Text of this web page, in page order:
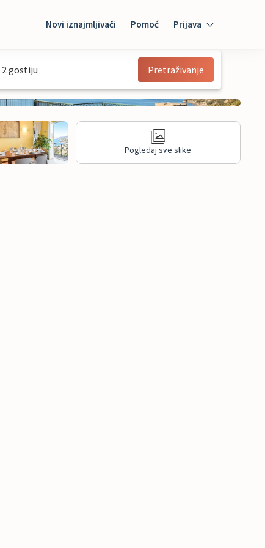
Novi iznajmljivači Pomoć Prijava
Mybooking
2 gostiju Pretraživanje
Pogledaj sve slike